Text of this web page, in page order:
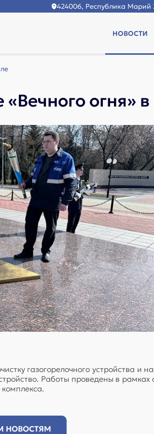
424006, Республика Марий
НОВОСТИ
«Вечного
газогорелочного устройства и
Работы проведены в
НОВОСТЯМ